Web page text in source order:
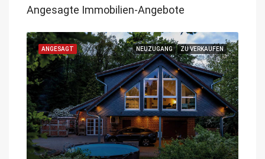
Angesagte Immobilien-Angebote
NEUZUGANG ZU VERKAUFEN
ANGESAGT